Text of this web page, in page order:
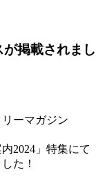
が掲載されまし
ーマガジン
2024」特集にて
た！